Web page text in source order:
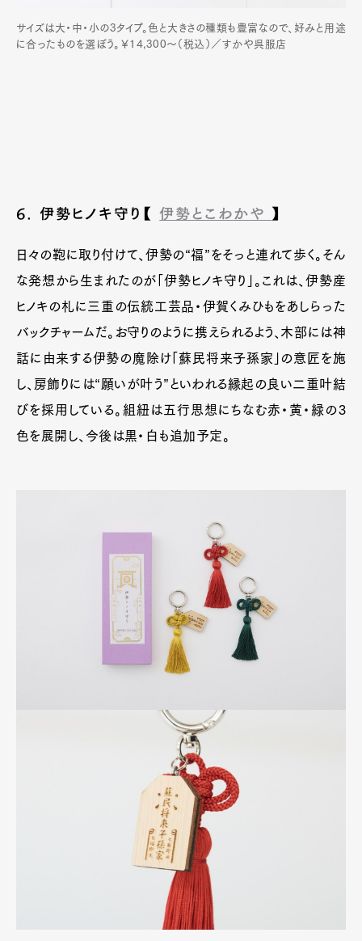
Gourmet Cars
Product CultureLifestyle
Pen Membership
Magazine
Contact
Pen Meet
サイズは大・中・小の3タイプ。色と大きさの種類も豊富なので、好みと用途
に合ったものを選ぼう。￥14,300〜（税込）／すかや呉服店
6. 伊勢ヒノキ守り【伊勢とこわかや 】
日々の鞄に取り付けて、伊勢の“福”をそっと連れて歩く。そん
な発想から生まれたのが「伊勢ヒノキ守り」。これは、伊勢産
ヒノキの札に三重の伝統工芸品・伊賀くみひもをあしらった
バックチャームだ。お守りのように携えられるよう、木部には神
話に由来する伊勢の魔除け「蘇民将来子孫家」の意匠を施
し、房飾りには“願いが叶う”といわれる縁起の良い二重叶結
びを採用している。組紐は五行思想にちなむ赤・黄・緑の3
色を展開し、今後は黒・白も追加予定。